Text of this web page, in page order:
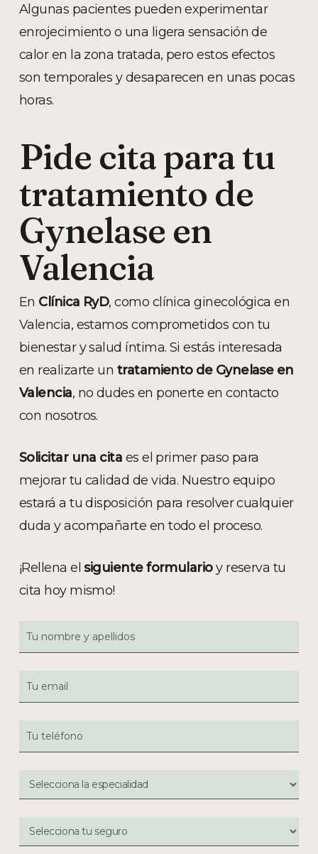
Algunas pacientes pueden experimentar
enrojecimiento o una ligera sensación de
calor en la zona tratada, pero estos efectos
son temporales y desaparecen en unas pocas
horas.
Pide cita para tu
tratamiento de
Gynelase en
Valencia
En Clínica RyD, como clínica ginecológica en
Valencia, estamos comprometidos con tu
bienestar y salud íntima. Si estás interesada
en realizarte un tratamiento de Gynelase en
Valencia, no dudes en ponerte en contacto
con nosotros.
Solicitar una cita es el primer paso para
mejorar tu calidad de vida. Nuestro equipo
estará a tu disposición para resolver cualquier
duda y acompañarte en todo el proceso.
¡Rellena elsiguiente formularioy reserva tu
cita hoy mismo!